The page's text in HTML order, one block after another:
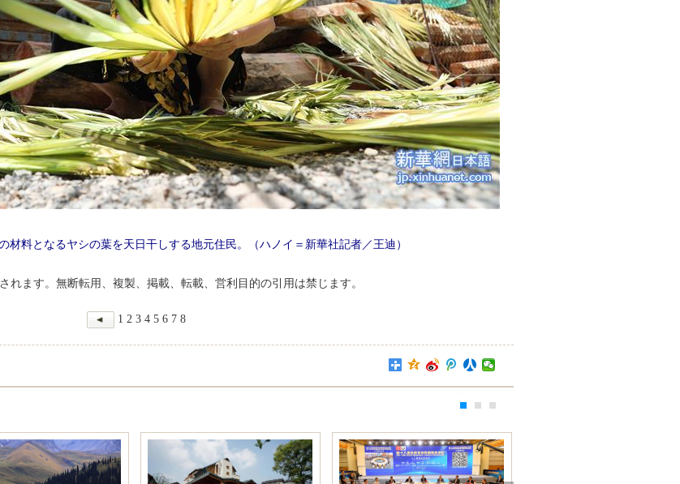
材料となるヤシの葉を天日干しする地元住民。（ハノイ＝新華社記者／王迪）
れます。無断転用、複製、掲載、転載、営利目的の引用は禁じます。
1 2 3 4 5 6 7 8